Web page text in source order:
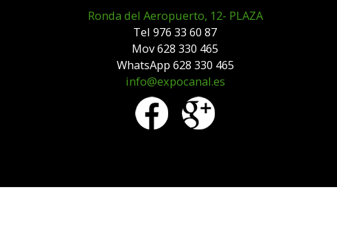
Ronda del Aeropuerto, 12- PLAZA
Tel 976 33 60 87
Mov 628 330 465
WhatsApp 628 330 465
info@expocanal.es